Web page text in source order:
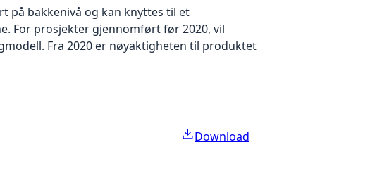
på bakkenivå og kan knyttes til et
For prosjekter gjennomført før 2020, vil
Fra 2020 er nøyaktigheten til produktet
Download